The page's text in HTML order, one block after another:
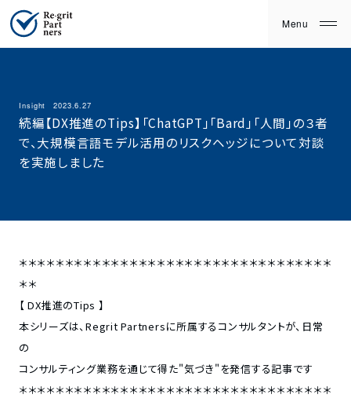
Insight 2023.6.27
続編【DX推進のTips】「ChatGPT」「Bard」「人間」の３者
で、大規模言語モデル活用のリスクヘッジについて対談
を実施しました
＊＊＊＊＊＊＊＊＊＊＊＊＊＊＊＊＊＊＊＊＊＊＊＊＊＊＊＊＊＊＊＊＊＊
＊＊
【 DX推進のTips 】
本シリーズは、Regrit Partnersに所属するコンサルタントが、日常
の
コンサルティング業務を通じて得た"気づき"を発信する記事です
＊＊＊＊＊＊＊＊＊＊＊＊＊＊＊＊＊＊＊＊＊＊＊＊＊＊＊＊＊＊＊＊＊＊